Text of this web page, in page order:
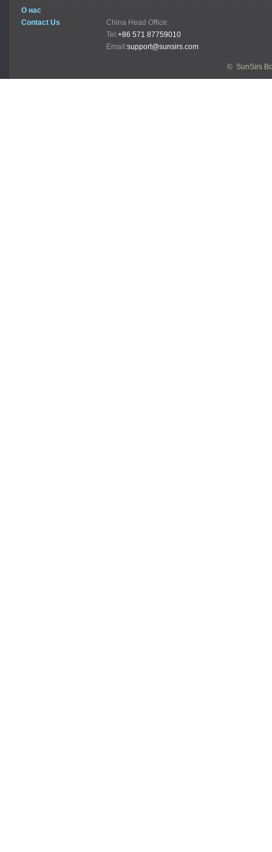
О нас
Contact Us
China Head Office:
Tel:+86 571 87759010
Email:support@sunsirs.com
© SunSirs